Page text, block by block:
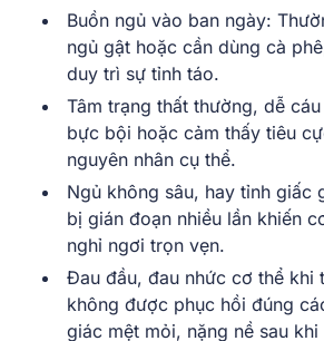
Buồn ngủ vào ban ngày:
ngủ gật hoặc cần dùng cà
duy trì sự tỉnh táo.
Tâm trạng thất thường, dễ
bực bội hoặc cảm thấy tiêu
nguyên nhân cụ thể.
Ngủ không sâu, hay tỉnh giấc
bị gián đoạn nhiều lần khiến
nghỉ ngơi trọn vẹn.
Đau đầu, đau nhức cơ thể khi
không được phục hồi đúng
giác mệt mỏi, nặng nề sau khi